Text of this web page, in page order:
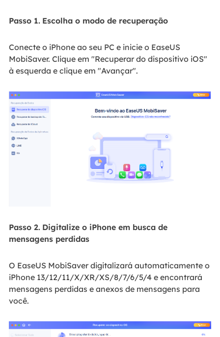
Passo 1. Escolha o modo de recuperação
Conecte o iPhone ao seu PC e inicie o EaseUS
MobiSaver. Clique em "Recuperar do dispositivo iOS"
à esquerda e clique em "Avançar".
Passo 2. Digitalize o iPhone em busca de
mensagens perdidas
O EaseUS MobiSaver digitalizará automaticamente o
iPhone 13/12/11/X/XR/XS/8/7/6/5/4 e encontrará
mensagens perdidas e anexos de mensagens para
você.